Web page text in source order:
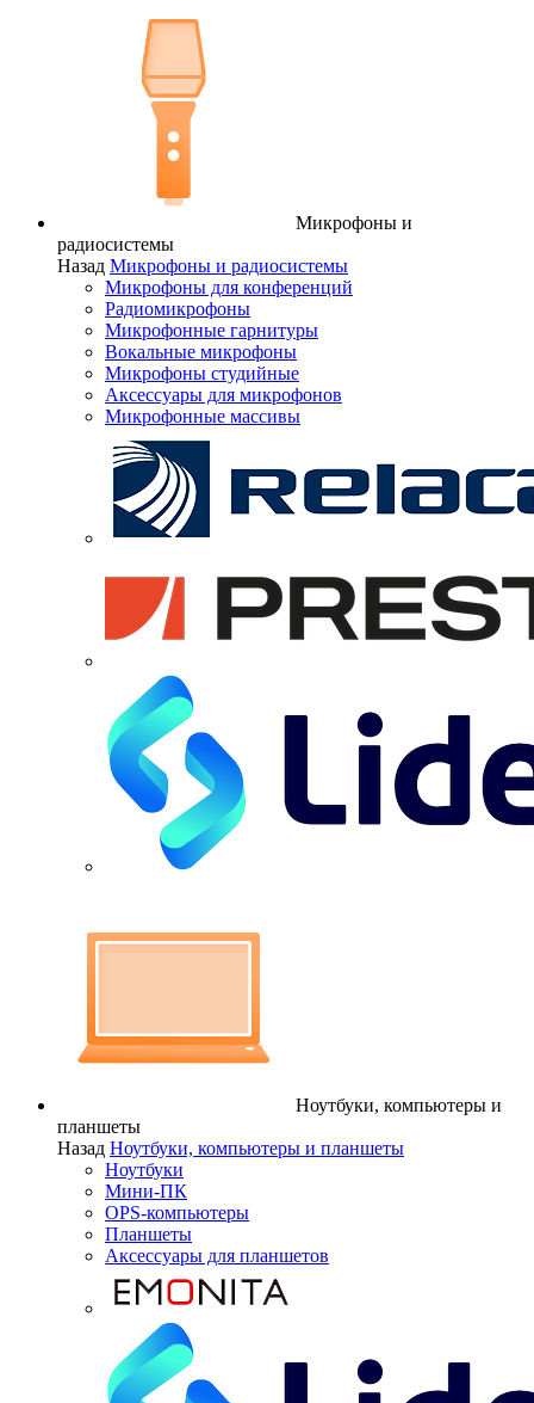
Микрофоны и
радиосистемы
Назад Микрофоны и радиосистемы
Микрофоны для конференций
Радиомикрофоны
Микрофонные гарнитуры
Вокальные микрофоны
Микрофоны студийные
Аксессуары для микрофонов
Микрофонные массивы
Ноутбуки, компьютеры и
планшеты
Назад Ноутбуки, компьютеры и планшеты
Ноутбуки
Мини-ПК
OPS-компьютеры
Планшеты
Аксессуары для планшетов